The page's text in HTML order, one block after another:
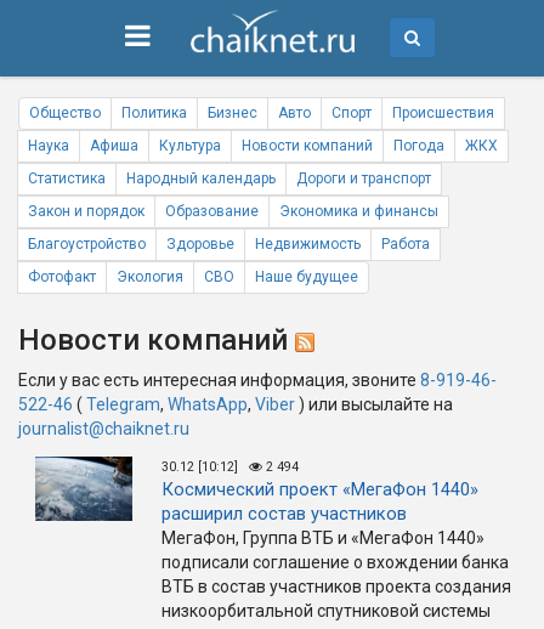
Общество Политика Бизнес Авто Спорт
Происшествия
Наука
Афиша Культура Новости компаний Погода
ЖКХ
Статистика
Народный календарь
Дороги и транспорт
Закон и порядок
Образование
Экономика и финансы
Благоустройство
Здоровье Недвижимость
Работа
Фотофакт
Экология СВО Наше будущее
Новости компаний
Если у вас есть интересная информация, звоните 8-919-46-
522-46 ( Telegram, WhatsApp, Viber) или высылайте на
journalist@chaiknet.ru
30.12 [10:12] 2 494
Космический проект «МегаФон 1440»
расширил состав участников
МегаФон, Группа ВТБ и «МегаФон 1440»
подписали соглашение о вхождении банка
ВТБ в состав участников проекта создания
низкоорбитальной спутниковой системы